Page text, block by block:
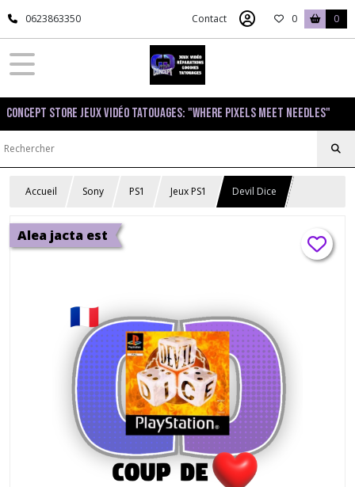
0623863350 Contact 0 0
Concept Store Jeux Vidéo Tatouages: "Where pixels meet needles"
Accueil Sony PS1 Jeux PS1 Devil Dice
Alea jacta est